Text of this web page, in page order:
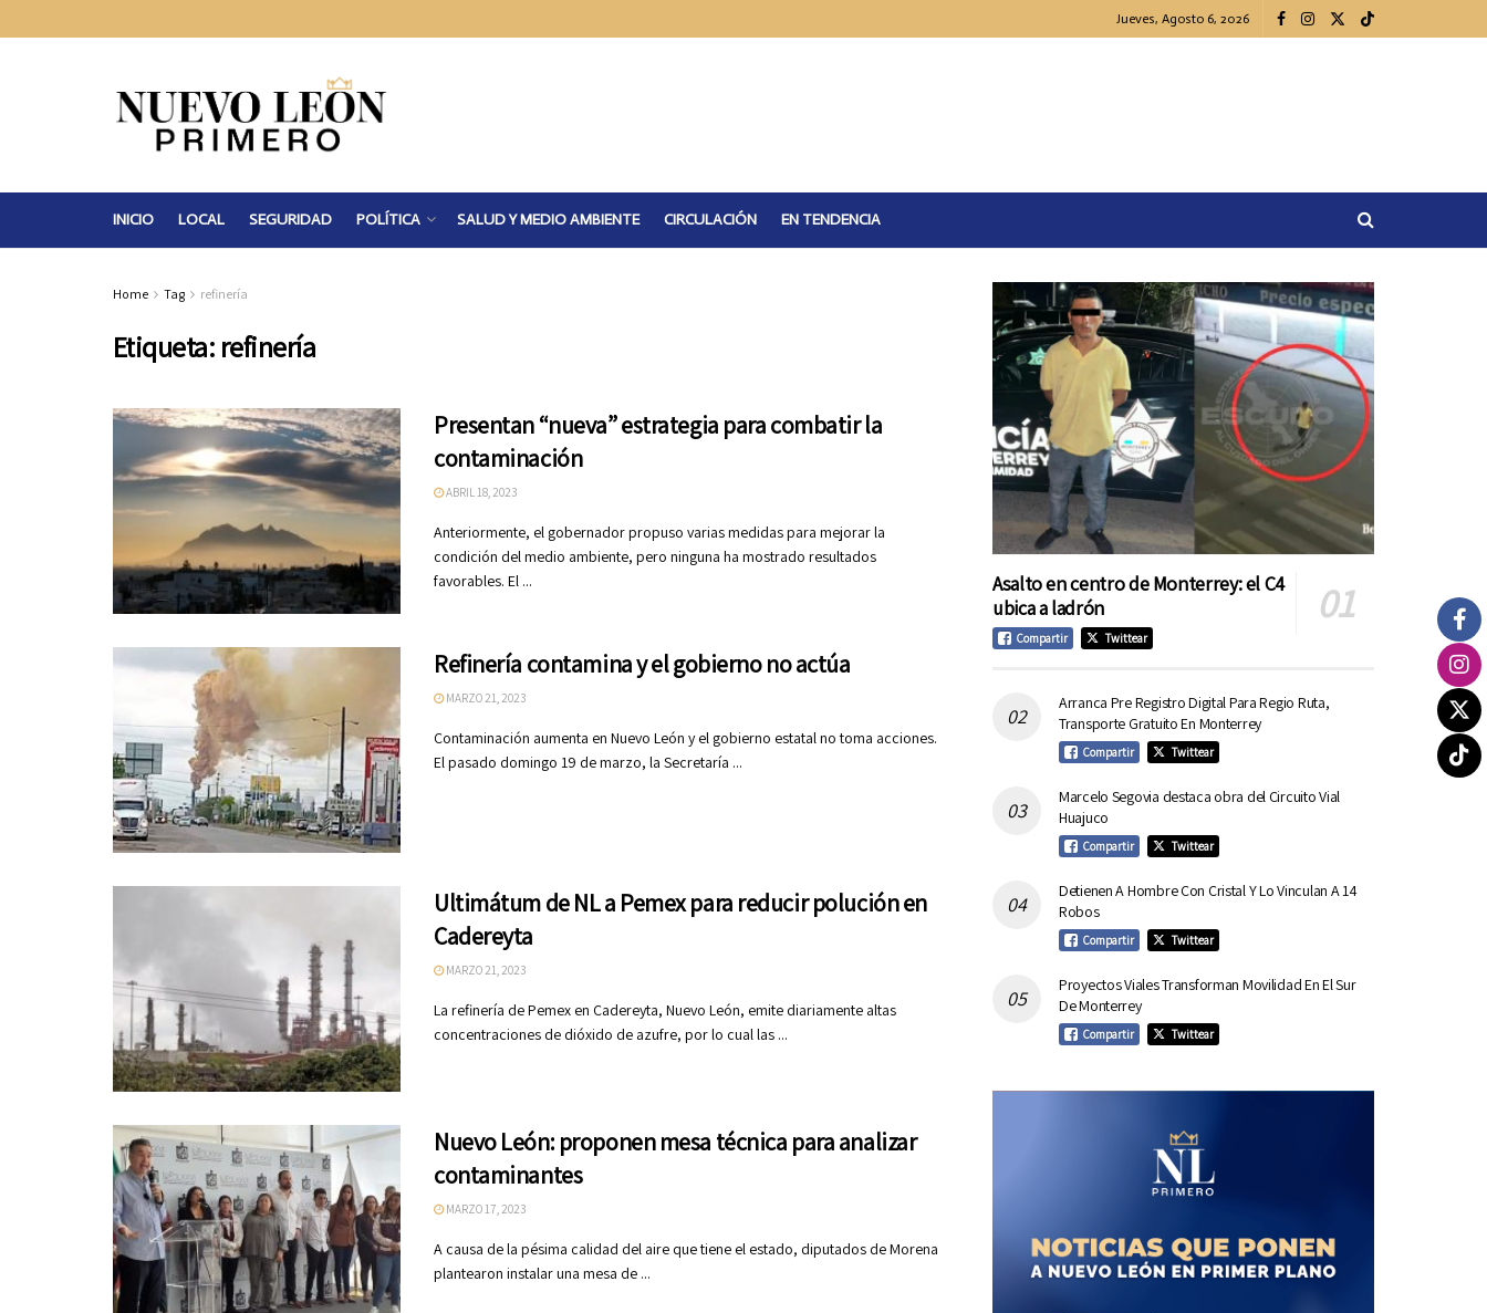
Jueves, Agosto 6, 2026
INICIO LOCAL SEGURIDAD POLÍTICA SALUD Y MEDIO AMBIENTE CIRCULACIÓN EN TENDENCIA
Home Tag refinería
Etiqueta: refinería
Presentan “nueva” estrategia para combatir la
contaminación
ABRIL 18, 2023
Anteriormente, el gobernador propuso varias medidas para mejorar la
condición del medio ambiente, pero ninguna ha mostrado resultados
favorables. El ...
Refinería contamina y el gobierno no actúa
MARZO 21, 2023
Contaminación aumenta en Nuevo León y el gobierno estatal no toma acciones.
El pasado domingo 19 de marzo, la Secretaría ...
Ultimátum de NL a Pemex para reducir polución en
Cadereyta
MARZO 21, 2023
La refinería de Pemex en Cadereyta, Nuevo León, emite diariamente altas
concentraciones de dióxido de azufre, por lo cual las ...
Nuevo León: proponen mesa técnica para analizar
contaminantes
MARZO 17, 2023
A causa de la pésima calidad del aire que tiene el estado, diputados de Morena
plantearon instalar una mesa de ...
Asalto en centro de Monterrey: el C4
ubica a ladrón
Compartir Twittear
Arranca Pre Registro Digital Para Regio Ruta,
Transporte Gratuito En Monterrey
Compartir Twittear
Marcelo Segovia destaca obra del Circuito Vial
Huajuco
Compartir Twittear
Detienen A Hombre Con Cristal Y Lo Vinculan A 14
Robos
Compartir Twittear
Proyectos Viales Transforman Movilidad En El Sur
De Monterrey
Compartir Twittear